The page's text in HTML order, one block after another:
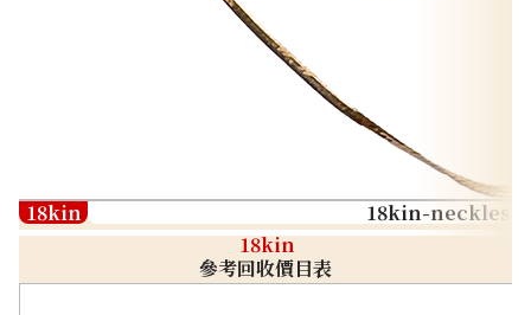
18kin
18kin-neckless
18kin
參考回收價目表